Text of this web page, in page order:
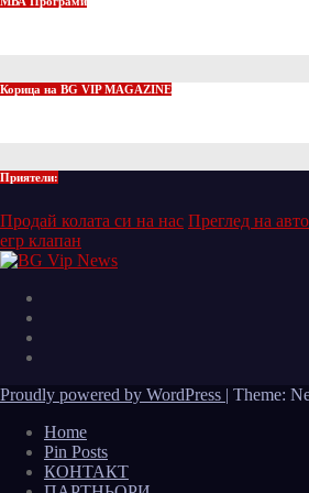
Корица на BG VIP MAGAZINE
Приятели:
Продай колата си на нас Преглед на
егр клапан
Proudly powered by WordPress | Theme:
Home
Pin Posts
КОНТАКТ